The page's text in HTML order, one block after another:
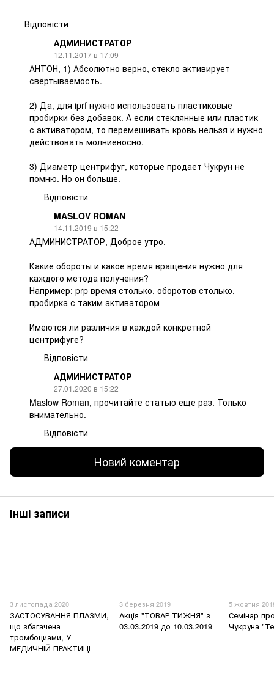
Відповісти
АДМИНИСТРАТОР
12.11.2017 в 17:09
АНТОН, 1) Абсолютно верно, стекло активирует
свёртываемость.
2) Да, для iprf нужно использовать пластиковые
пробирки без добавок. А если стеклянные или пластик
с активатором, то перемешивать кровь нельзя и нужно
действовать молниеносно.
3) Диаметр центрифуг, которые продает Чукрун не
помню. Но он больше.
Відповісти
MASLOV ROMAN
14.11.2019 в 15:22
АДМИНИСТРАТОР, Доброе утро.
Какие обороты и какое время вращения нужно для
каждого метода получения?
Например: prp время столько, оборотов столько,
пробирка с таким активатором
Имеются ли различия в каждой конкретной
центрифуге?
Відповісти
АДМИНИСТРАТОР
27.01.2020 в 15:22
Maslow Roman, прочитайте статью еще раз. Только
внимательно.
Відповісти
Новий коментар
Інші записи
3 листопада 2020
ЗАСТОСУВАННЯ ПЛАЗМИ,
що збагачена
тромбоциами, У
МЕДИЧНІЙ ПРАКТИЦІ
3 березня 2019
Акція "ТОВАР ТИЖНЯ" з
03.03.2019 до 10.03.2019
5 жовтня
Семінар
Чукруна